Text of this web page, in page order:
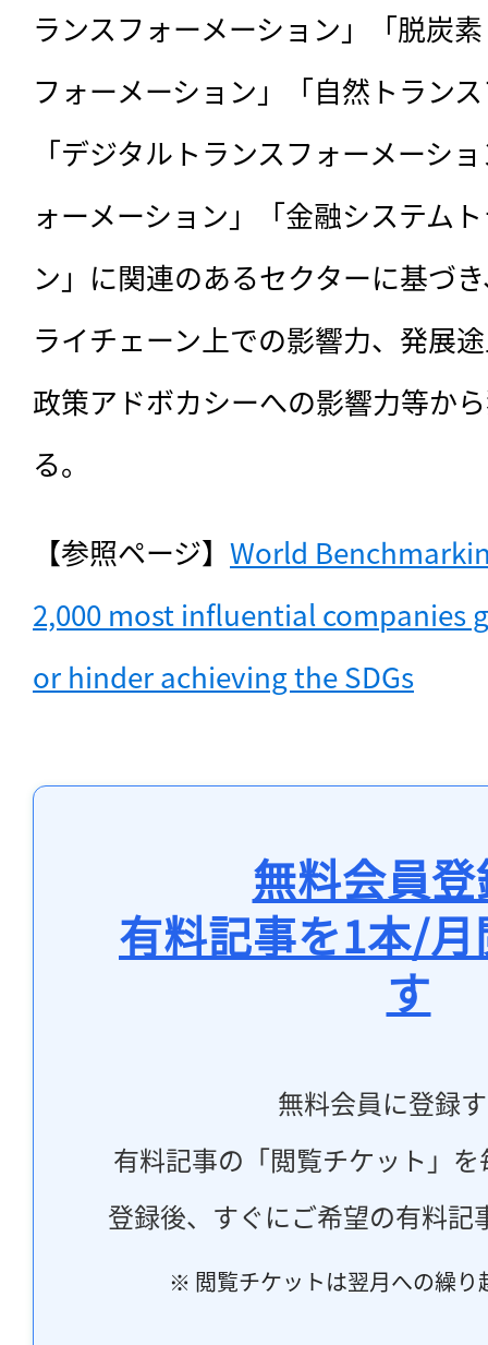
ランスフォーメーション」「脱炭
フォーメーション」「自然トラン
「デジタルトランスフォーメーシ
ォーメーション」「金融システム
ン」に関連のあるセクターに基づ
ライチェーン上での影響力、発展
政策アドボカシーへの影響力等か
る。
【参照ページ】 World
2,000 most influential companies
or hinder achieving the SDGs
無料会員
有料記事を1本/
す
無料会員に登録
有料記事の「閲覧チケット」
登録後、すぐにご希望の有料記
※ 閲覧チケットは翌月への繰り